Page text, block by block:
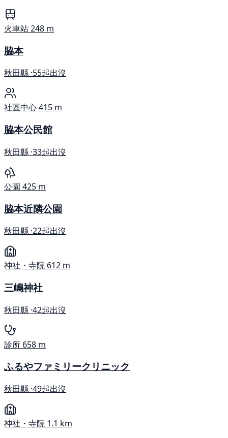
火車站248 m
脇本
秋田縣 ·55起出沒
社區中心415 m
脇本公民館
秋田縣 ·33起出沒
公園 425 m
脇本近隣公園
秋田縣 ·22起出沒
神社・寺院 612 m
三嶋神社
秋田縣 ·42起出沒
診所 658 m
ふるやファミリークリニック
秋田縣 ·49起出沒
神社・寺院 1.1 km